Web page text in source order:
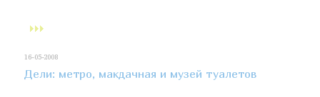
16-05-2008
Дели: метро, макдачная и музей туалетов